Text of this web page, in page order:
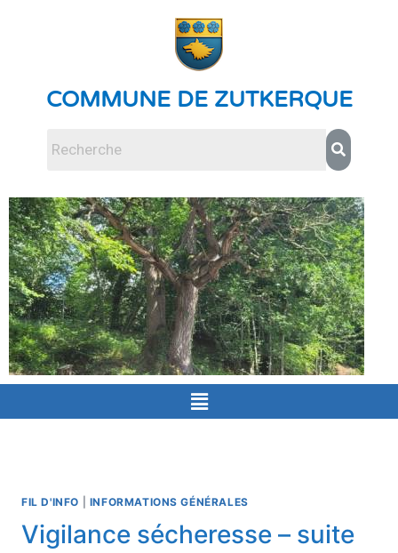
COMMUNE DE ZUTKERQUE
FIL D'INFO INFORMATIONS GÉNÉRALES
Vigilance sécheresse – suite